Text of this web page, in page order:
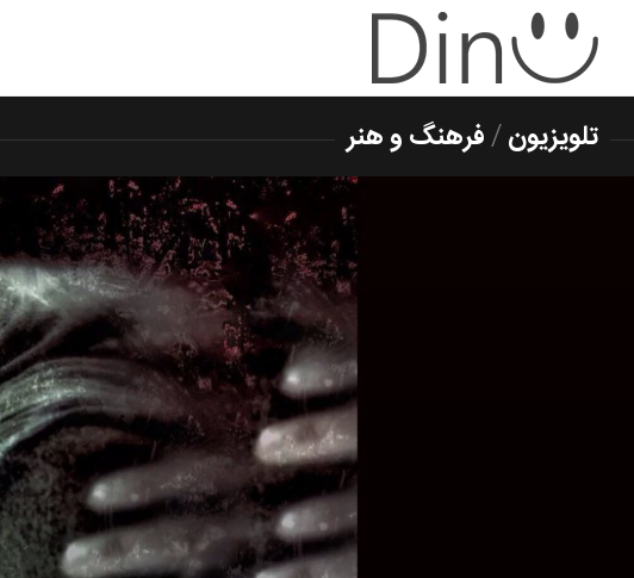
تلویزیون/فرهنگ و هنر